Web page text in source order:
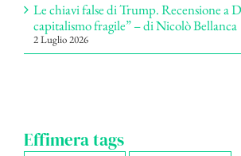
Le chiavi false di Trump. Recensione a
capitalismo fragile” – di Nicolò Bellanca
2 Luglio 2026
Effimera tags